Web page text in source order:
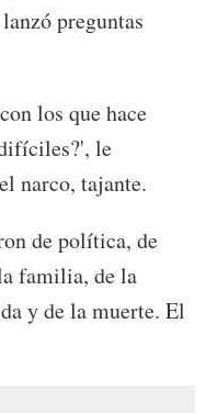
preguntas
los que hace
le
narco, tajante.
de política, de
familia, de la
y de la muerte. El